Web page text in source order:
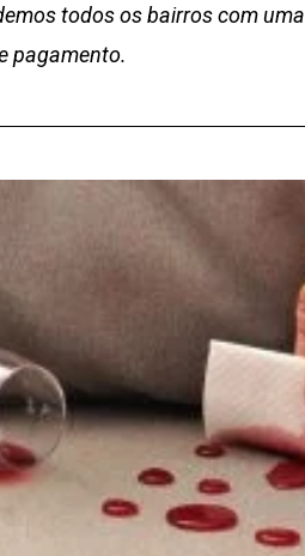
todos os bairros com uma
pagamento.